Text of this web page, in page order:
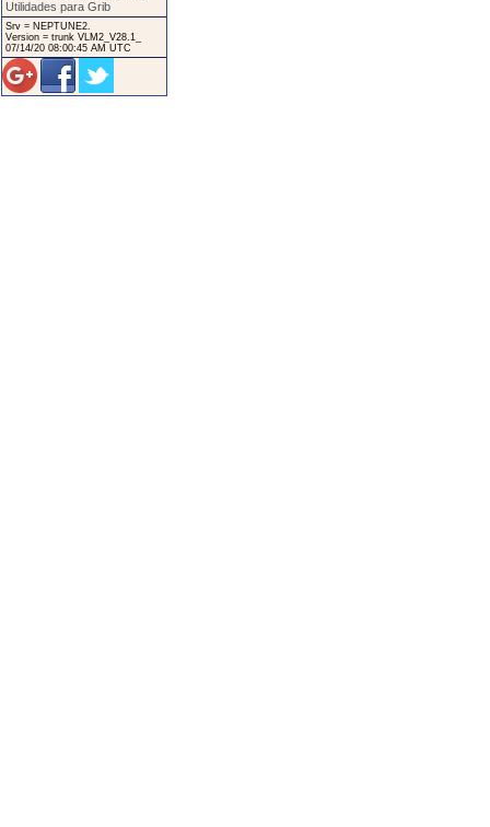
Utilidades para Grib
Srv = NEPTUNE2.
Version = trunk VLM2_V28.1_
07/14/20 08:00:45 AM UTC